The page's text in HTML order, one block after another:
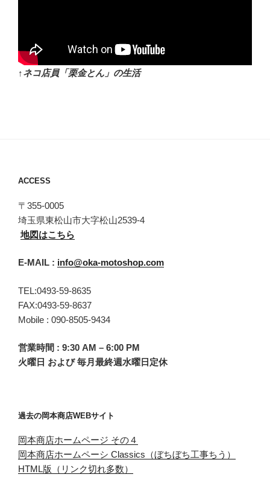
↑ネコ店員「栗金とん」の生活
ACCESS
〒355-0005
埼玉県東松山市大字松山2539-4
地図はこちら
E-MAIL : info@oka-motoshop.com
TEL:0493-59-8635
FAX:0493-59-8637
Mobile : 090-8505-9434
営業時間 : 9:30 AM – 6:00 PM
火曜日 および 毎月最終週水曜日定休
過去の岡本商店WEBサイト
岡本商店ホームページ その４
岡本商店ホームペーシ Classics（ぼちぼち工事ちう）
HTML版（リンク切れ多数）